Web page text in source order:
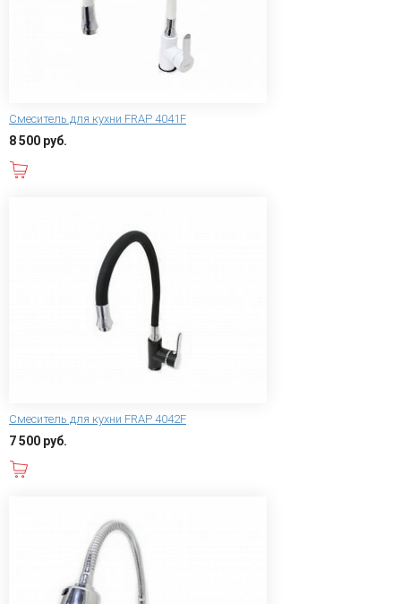
Смеситель для кухни FRAP 4041F
8 500 руб.
Смеситель для кухни FRAP 4042F
7 500 руб.